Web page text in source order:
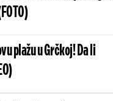
plažu u Grčkoj! Da li